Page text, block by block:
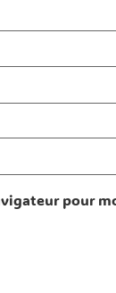
pour